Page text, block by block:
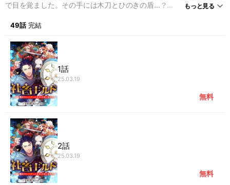
もっと見る
で目を覚ました。その手には木刀とひのきの盾…？
いたはずなのに…！」なんと皆戸は、
してしまったのだ！次々現れるパワーバランスの狂った強敵、予測不
能のトラップ――。
予算不足でバグだらけのこのゲーム…1週間後に迫る納期までに、無
事クリアして現実世界に戻れるのか！？
49話 完結
1話
25.03.19
無料
2話
25.03.19
無料